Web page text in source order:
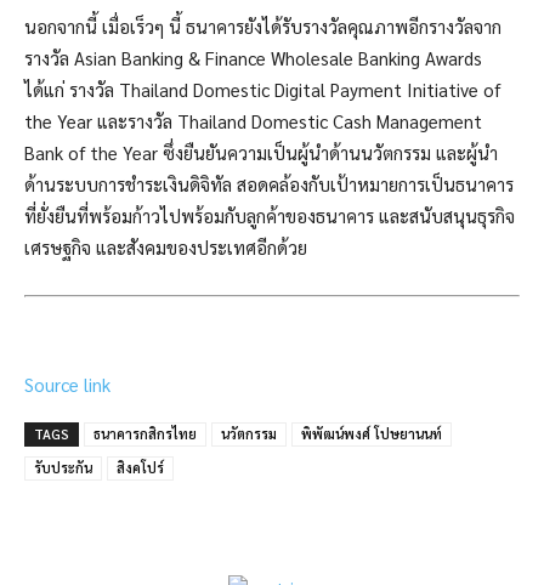
นอกจากนี้ เมื่อเร็วๆ นี้ ธนาคารยังได้รับรางวัลคุณภาพอีกรางวัลจาก
รางวัล Asian Banking & Finance Wholesale Banking Awards
ได้แก่ รางวัล Thailand Domestic Digital Payment Initiative of
the Year และรางวัล Thailand Domestic Cash Management
Bank of the Year ซึ่งยืนยันความเป็นผู้นำด้านนวัตกรรม และผู้นำ
ด้านระบบการชำระเงินดิจิทัล สอดคล้องกับเป้าหมายการเป็นธนาคาร
ที่ยั่งยืนที่พร้อมก้าวไปพร้อมกับลูกค้าของธนาคาร และสนับสนุนธุรกิจ
เศรษฐกิจ และสังคมของประเทศอีกด้วย
Source link
TAGS ธนาคารกสิกรไทย นวัตกรรม
พิพัฒน์พงศ์ โปษยานนท์
รับประกัน
สิงคโปร์